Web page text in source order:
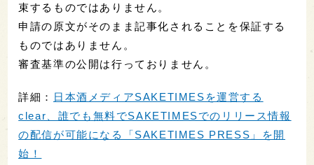
束するものではありません。
申請の原文がそのまま記事化されることを保証する
ものではありません。
審査基準の公開は行っておりません。
詳細： 日本酒メディアSAKETIMESを運営する
clear、誰でも無料でSAKETIMESでのリリース情報
の配信が可能になる「SAKETIMES PRESS」を開
始！